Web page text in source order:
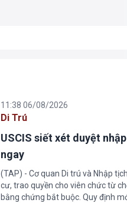
11:38 06/08/2026
Di Trú
USCIS siết xét duyệt
ngay
(TAP) - Cơ quan Di trú và Nhập
cư, trao quyền cho viên chức từ
bằng chứng bắt buộc. Quy định